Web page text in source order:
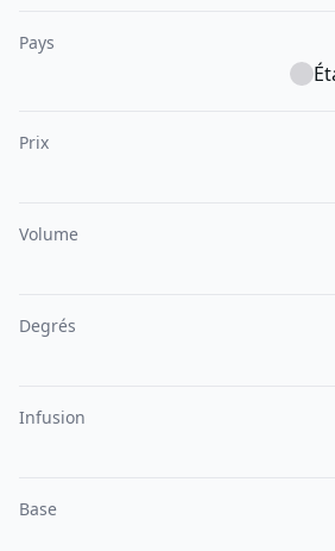
Pays
Prix
Volume
Degrés
Infusion
Base